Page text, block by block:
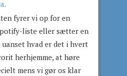
fyrer vi op for en
liste eller sætter en
uanset hvad er det i hvert
herhjemme, at høre
mens vi gør os klar